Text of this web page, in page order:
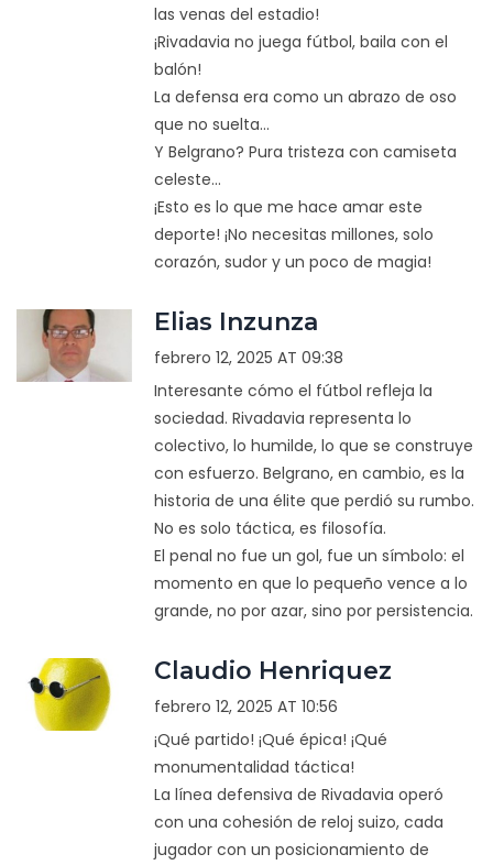
las venas del estadio!
¡Rivadavia no juega fútbol, baila con el
balón!
La defensa era como un abrazo de oso
que no suelta...
Y Belgrano? Pura tristeza con camiseta
celeste...
¡Esto es lo que me hace amar este
deporte! ¡No necesitas millones, solo
corazón, sudor y un poco de magia!
Elias Inzunza
febrero 12, 2025 AT 09:38
Interesante cómo el fútbol refleja la
sociedad. Rivadavia representa lo
colectivo, lo humilde, lo que se construye
con esfuerzo. Belgrano, en cambio, es la
historia de una élite que perdió su rumbo.
No es solo táctica, es filosofía.
El penal no fue un gol, fue un símbolo: el
momento en que lo pequeño vence a lo
grande, no por azar, sino por persistencia.
Claudio Henriquez
febrero 12, 2025 AT 10:56
¡Qué partido! ¡Qué épica! ¡Qué
monumentalidad táctica!
La línea defensiva de Rivadavia operó
con una cohesión de reloj suizo, cada
jugador con un posicionamiento de